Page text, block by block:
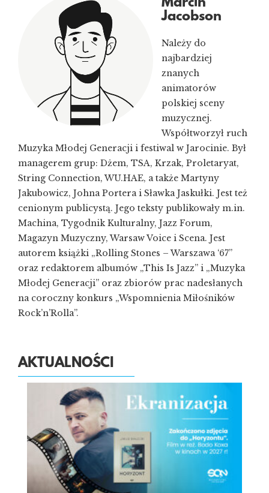
Marcin
Jacobson
Należy do
najbardziej
znanych
animatorów
polskiej sceny
muzycznej.
Współtworzył ruch
Muzyka Młodej Generacji i festiwal w Jarocinie. Był
managerem grup: Dżem, TSA, Krzak, Proletaryat,
String Connection, WU.HAE, a także Martyny
Jakubowicz, Johna Portera i Sławka Jaskułki. Jest też
cenionym publicystą. Jego teksty publikowały m.in.
Machina, Tygodnik Kulturalny, Jazz Forum,
Magazyn Muzyczny, Warsaw Voice i Scena. Jest
autorem książki „Rolling Stones – Warszawa ‘67”
oraz redaktorem albumów „This Is Jazz” i „Muzyka
Młodej Generacji” oraz zbiorów prac nadesłanych
na coroczny konkurs „Wspomnienia Miłośników
Rock’n’Rolla”.
AKTUALNOŚCI